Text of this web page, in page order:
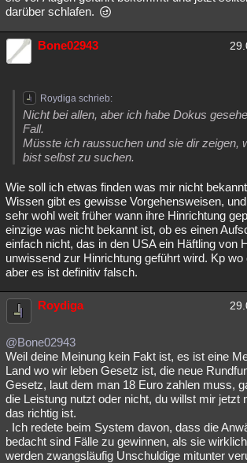
darüber schlafen.
Bone02943
Roydiga schrieb:
Nicht bei allen, aber ich habe Dokus
Fall.
Müsste ich raussuchen und sie dir zeigen,
bist selbst zu suchen.
Wie soll ich etwas finden was mir nicht
Wissen gibt es gewisse Vorgehensweisen,
sehr wohl weit früher wann ihre Hinrichtung
einzige was nicht bekannt ist, ob es einen
einfach nicht, das in den USA ein Häftling von
unwissend zur Hinrichtung geführt wird. Kp
aber es ist definitiv falsch.
Roydiga
@Bone02943
Weil deine Meinung kein Fakt ist, es ist eine
Land wo wir leben Gesetz ist, die neue
Gesetz, laut dem man 18 Euro zahlen muss,
die Leistung nutzt oder nicht, du willst mir jetzt
das richtig ist.
. Ich redete beim System davon, dass die
bedacht sind Fälle zu gewinnen, als sie
werden zwangsläufig Unschuldige mitunter